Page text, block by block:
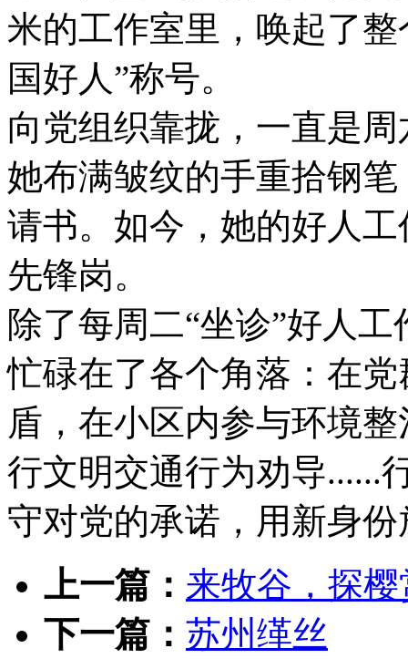
米的工作室里，唤起了
国好人”称号。
向党组织靠拢，一直是
她布满皱纹的手重拾钢
请书。如今，她的好人
先锋岗。
除了每周二“坐诊”好人
忙碌在了各个角落：在
盾，在小区内参与环境
行文明交通行为劝导......
守对党的承诺，用新身份
上一篇： 来牧谷，探
下一篇： 苏州缂丝